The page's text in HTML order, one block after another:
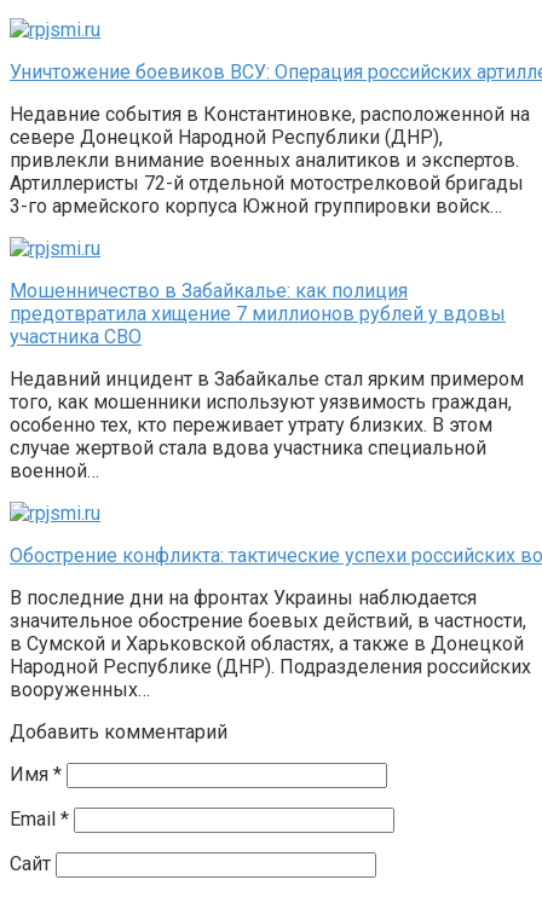
Уничтожение боевиков ВСУ: Операция российских
Недавние события в Константиновке, расположенной на
севере Донецкой Народной Республики (ДНР),
привлекли внимание военных аналитиков и экспертов.
Артиллеристы 72-й отдельной мотострелковой бригады
3-го армейского корпуса Южной группировки войск…
Мошенничество в Забайкалье: как полиция
предотвратила хищение 7 миллионов рублей у вдовы
участника СВО
Недавний инцидент в Забайкалье стал ярким примером
того, как мошенники используют уязвимость граждан,
особенно тех, кто переживает утрату близких. В этом
случае жертвой стала вдова участника специальной
военной…
Обострение конфликта: тактические успехи российских
В последние дни на фронтах Украины наблюдается
значительное обострение боевых действий, в частности,
в Сумской и Харьковской областях, а также в Донецкой
Народной Республике (ДНР). Подразделения российских
вооруженных…
Добавить комментарий
Имя *
Email *
Сайт